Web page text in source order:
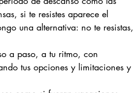
si te resistes aparece el
una alternativa: no te resistas,
a paso, a tu ritmo, con
tus opciones y limitaciones y